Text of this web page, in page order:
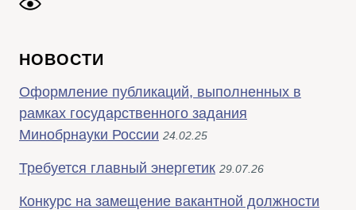
НОВОСТИ
Оформление публикаций, выполненных в
рамках государственного задания
Минобрнауки России 24.02.25
Требуется главный энергетик 29.07.26
Конкурс на замещение вакантной должности